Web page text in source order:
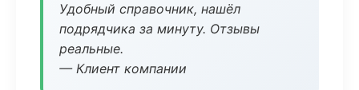
Удобный справочник, нашёл
подрядчика за минуту. Отзывы
реальные.
— Клиент компании